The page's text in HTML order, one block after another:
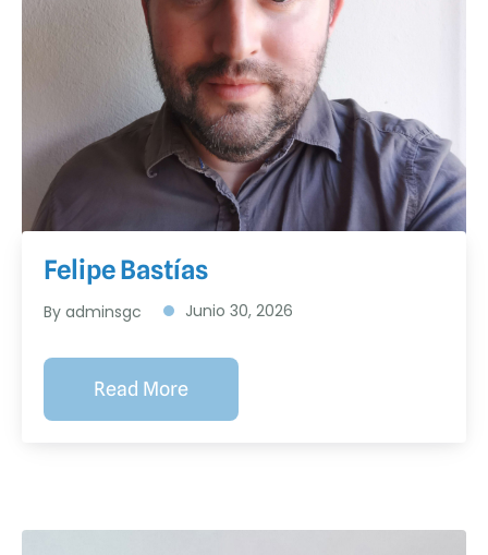
Felipe Bastías
By adminsgc Junio 30, 2026
Read More